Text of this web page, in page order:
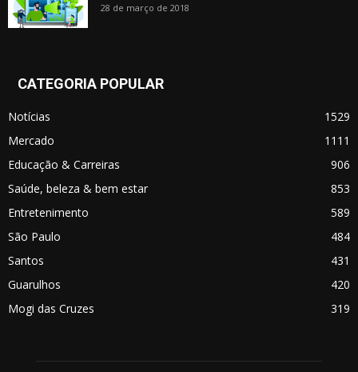
28 de março de 2018
CATEGORIA POPULAR
Notícias
1529
Mercado
1111
Educação & Carreiras
906
Saúde, beleza & bem estar
853
Entretenimento
589
São Paulo
484
Santos
431
Guarulhos
420
Mogi das Cruzes
319